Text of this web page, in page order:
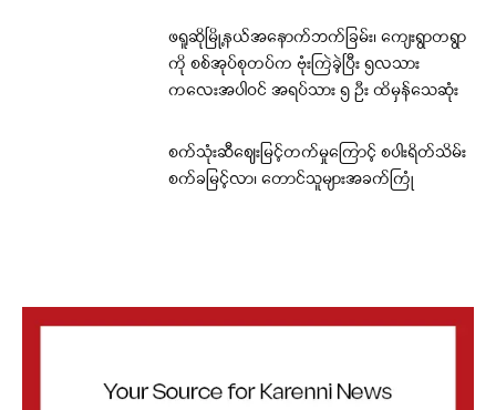
ဖရူဆိုမြို့နယ်အနောက်ဘက်ခြမ်း၊ ကျေးရွာတရွာ
ကို စစ်အုပ်စုတပ်က ဗုံးကြဲခဲ့ပြီး ၅လသား
ကလေးအပါဝင် အရပ်သား ၅ ဦး ထိမှန်သေဆုံး
စက်သုံးဆီဈေးမြင့်တက်မှုကြောင့် စပါးရိတ်သိမ်း
စက်ခမြင့်လာ၊ တောင်သူများအခက်ကြုံ